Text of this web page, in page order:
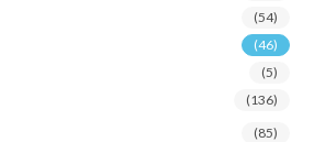
(54)
(46)
(5)
(136)
(85)